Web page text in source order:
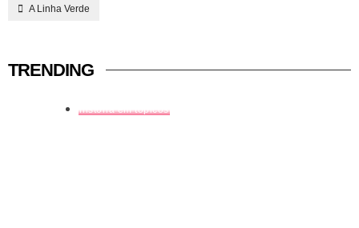
A Linha Verde
TRENDING
história em tópicos